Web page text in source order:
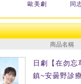
歐美劇 同
商品名稱
日劇【在勿
鎮~安曇野診